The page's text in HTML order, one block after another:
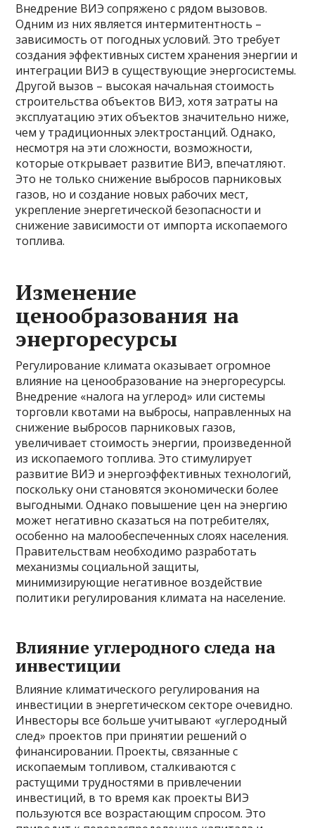
Внедрение ВИЭ сопряжено с рядом вызовов.
Одним из них является интермитентность –
зависимость от погодных условий. Это требует
создания эффективных систем хранения энергии и
интеграции ВИЭ в существующие энергосистемы.
Другой вызов – высокая начальная стоимость
строительства объектов ВИЭ, хотя затраты на
эксплуатацию этих объектов значительно ниже,
чем у традиционных электростанций. Однако,
несмотря на эти сложности, возможности,
которые открывает развитие ВИЭ, впечатляют.
Это не только снижение выбросов парниковых
газов, но и создание новых рабочих мест,
укрепление энергетической безопасности и
снижение зависимости от импорта ископаемого
топлива.
Изменение
ценообразования на
энергоресурсы
Регулирование климата оказывает огромное
влияние на ценообразование на энергоресурсы.
Внедрение «налога на углерод» или системы
торговли квотами на выбросы, направленных на
снижение выбросов парниковых газов,
увеличивает стоимость энергии, произведенной
из ископаемого топлива. Это стимулирует
развитие ВИЭ и энергоэффективных технологий,
поскольку они становятся экономически более
выгодными. Однако повышение цен на энергию
может негативно сказаться на потребителях,
особенно на малообеспеченных слоях населения.
Правительствам необходимо разработать
механизмы социальной защиты,
минимизирующие негативное воздействие
политики регулирования климата на население.
Влияние углеродного следа на
инвестиции
Влияние климатического регулирования на
инвестиции в энергетическом секторе очевидно.
Инвесторы все больше учитывают «углеродный
след» проектов при принятии решений о
финансировании. Проекты, связанные с
ископаемым топливом, сталкиваются с
растущими трудностями в привлечении
инвестиций, в то время как проекты ВИЭ
пользуются все возрастающим спросом. Это